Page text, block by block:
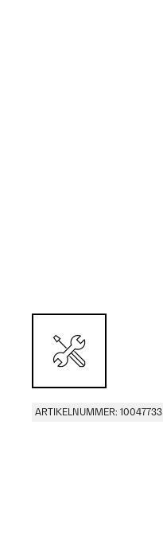
ARTIKELNUMMER: 10047733